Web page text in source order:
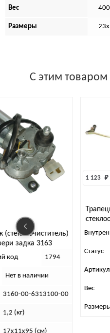
Вес 400
Размеры
С этим
3163
1794
00
(см)
Трапеция
469 н/о
1 123
Внутренний код
В
1 (кг)